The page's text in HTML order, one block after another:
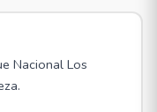
Nacional Los